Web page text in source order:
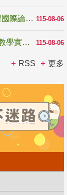
115-08-06
匯聚全球視野深化師生AI素養 2026數位學習國際論壇高雄登場
115-08-06
深化師培與現場連結！教育部加碼補助師培教學實踐研究 10月師培國際研討會交流教學實踐經驗
RSS 更多